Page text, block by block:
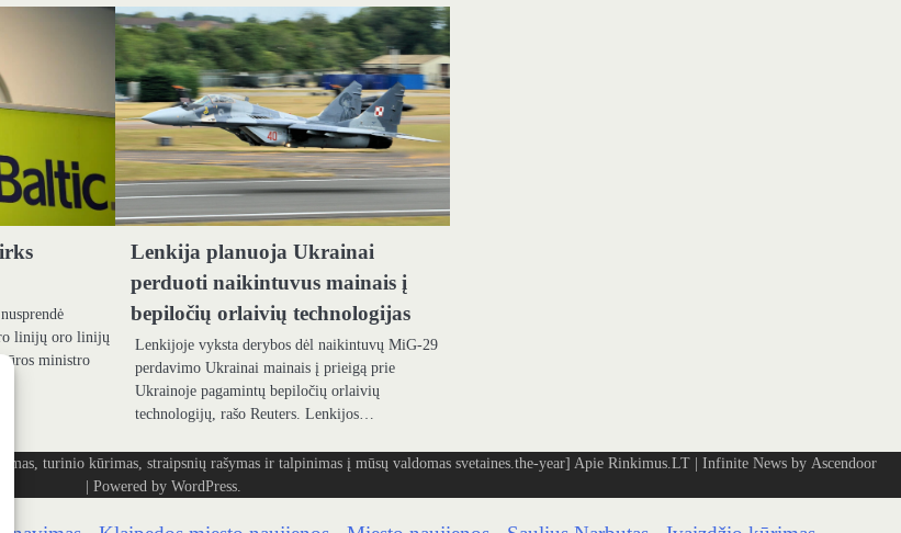
linijų oro linijų
ministro
Lenkija planuoja Ukrainai
perduoti naikintuvus mainais į
bepiločių orlaivių technologijas
Lenkijoje vyksta derybos dėl naikintuvų MiG-29
perdavimo Ukrainai mainais į prieigą prie
Ukrainoje pagamintų bepiločių orlaivių
technologijų, rašo Reuters. Lenkijos…
turinio kūrimas, straipsnių rašymas ir talpinimas į mūsų valdomas svetaines.the-year] Apie Rinkimus.LT| Infinite News by Ascendoor
| Powered by WordPress